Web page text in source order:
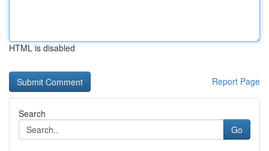
HTML is disabled
Report Page
Search
Go